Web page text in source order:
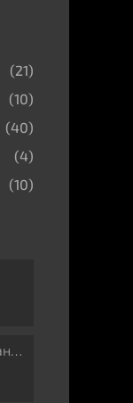
(21)
(10)
(40)
(4)
(10)